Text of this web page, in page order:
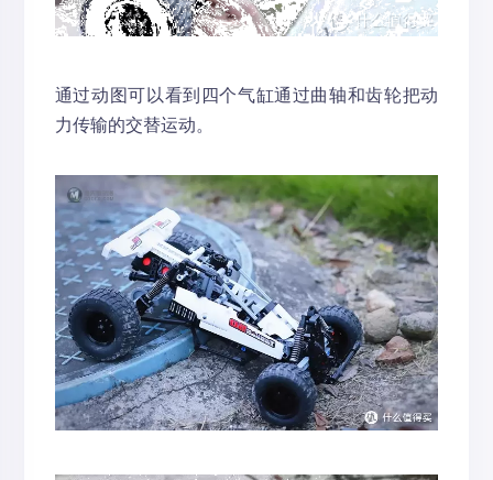
通过动图可以看到四个气缸通过曲轴和齿轮把动
力传输的交替运动。